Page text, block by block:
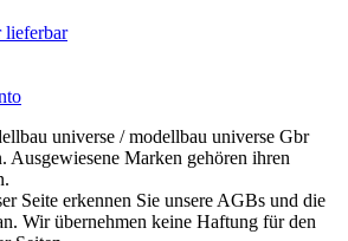
lieferbar
universe / modellbau universe Gbr
Ausgewiesene Marken gehören ihren
Seite erkennen Sie unsere AGBs und die
Wir übernehmen keine Haftung für den